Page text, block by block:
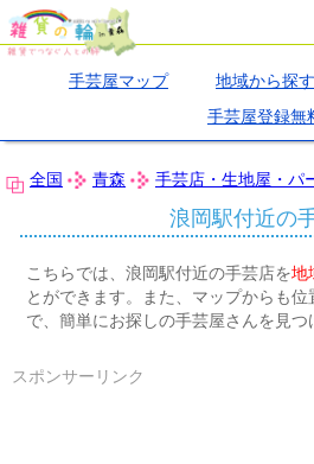
手芸屋マップ 地域から探す
手芸屋登録無
全国 青森 手芸店・生地屋・パ
浪岡駅付近の
こちらでは、浪岡駅付近の手芸店を地
とができます。また、マップからも
で、簡単にお探しの手芸屋さんを見つ
スポンサーリンク